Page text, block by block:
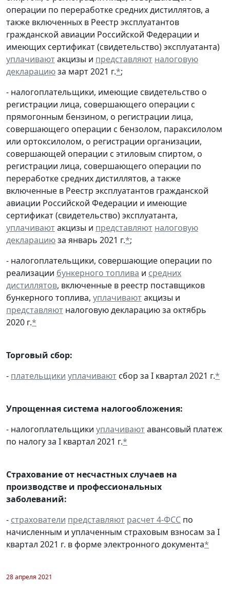
операции по переработке средних дистиллятов, а
также включенных в Реестр эксплуатантов
гражданской авиации Российской Федерации и
имеющих сертификат (свидетельство) эксплуатанта)
уплачиваютакцизы и представляют налоговую
декларациюза март 2021 г.*;
- налогоплательщики, имеющие свидетельство о
регистрации лица, совершающего операции с
прямогонным бензином, о регистрации лица,
совершающего операции с бензолом, параксилолом
или ортоксилолом, о регистрации организации,
совершающей операции с этиловым спиртом, о
регистрации лица, совершающего операции по
переработке средних дистиллятов, а также
включенные в Реестр эксплуатантов гражданской
авиации Российской Федерации и имеющие
сертификат (свидетельство) эксплуатанта,
уплачиваютакцизы и представляют налоговую
декларациюза январь 2021 г.*;
- налогоплательщики, совершающие операции по
реализации бункерного топлива и средних
дистиллятов, включенные в реестр поставщиков
бункерного топлива, уплачиваютакцизы и
представляют налоговую декларацию за октябрь
2020 г.*
Торговый сбор:
- плательщики уплачивают сбор за I квартал 2021 г.*
Упрощенная система налогообложения:
- налогоплательщики уплачиваютавансовый платеж
по налогу за I квартал 2021 г.*
Страхование от несчастных случаев на
производстве и профессиональных
заболеваний:
- страхователи представляют расчет 4-ФСС по
начисленным и уплаченным страховым взносам за I
квартал 2021 г. в форме электронного документа*
28 апреля 2021